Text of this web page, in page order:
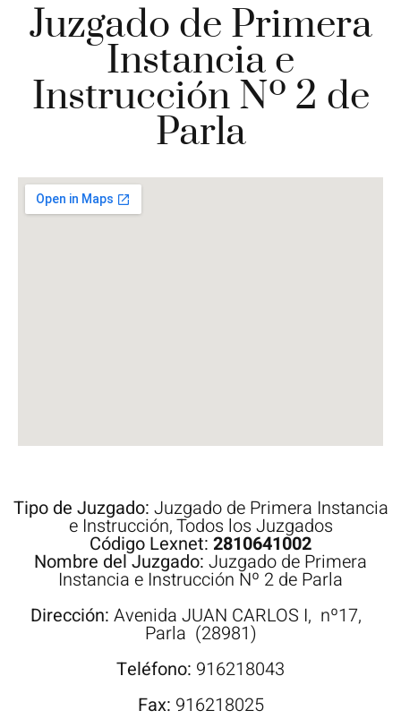
Juzgado de Primera
Instancia e
Instrucción Nº 2 de
Parla
Tipo de Juzgado: Juzgado de Primera Instancia
e Instrucción,Todos los Juzgados
Código Lexnet: 2810641002
Nombre del Juzgado: Juzgado de Primera
Instancia e Instrucción Nº 2 de Parla
Dirección: Avenida JUAN CARLOS I, nº17,
Parla (28981)
Teléfono: 916218043
Fax: 916218025